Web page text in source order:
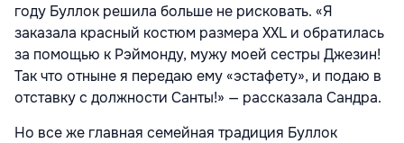
году Буллок решила больше не рисковать. «Я
заказала красный костюм размера XXL и обратилась
за помощью к Рэймонду, мужу моей сестры Джезин!
Так что отныне я передаю ему «эстафету», и подаю в
отставку с должности Санты!» — рассказала Сандра.
Но все же главная семейная традиция Буллок